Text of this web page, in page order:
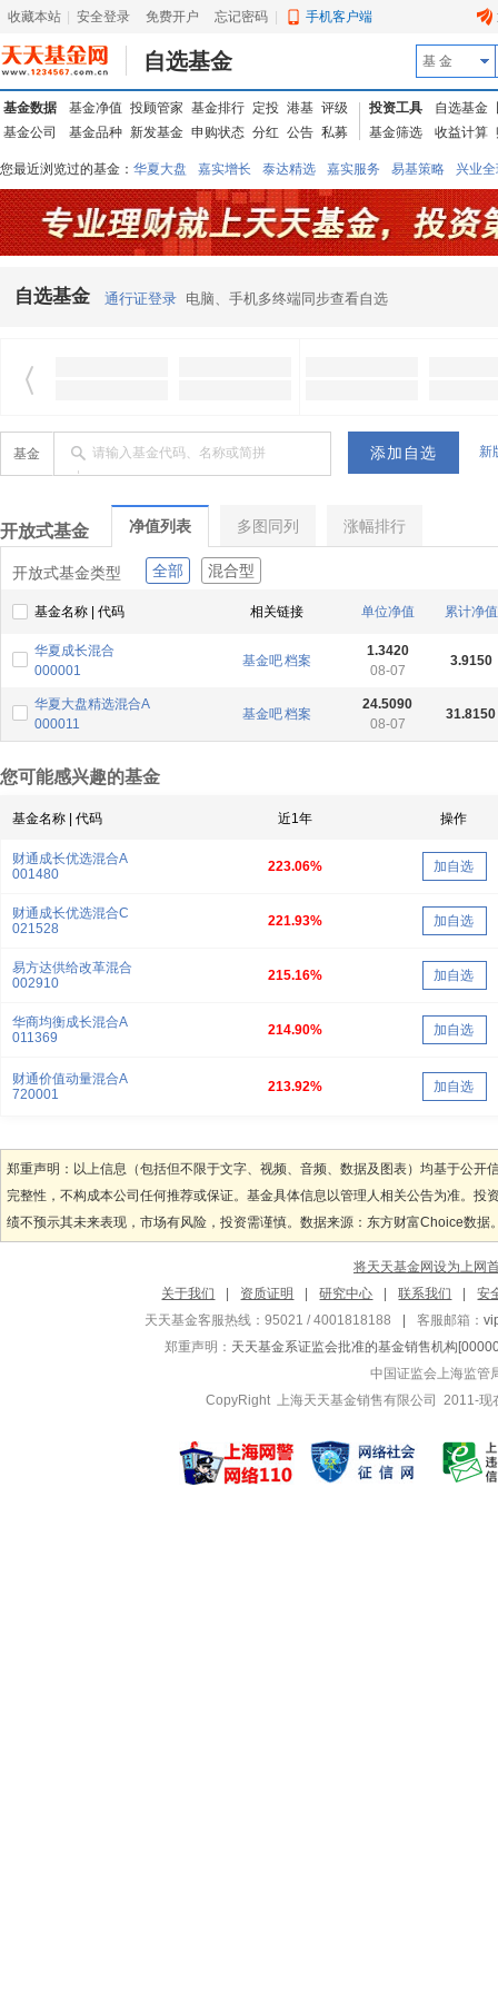
收藏本站 安全登录 免费开户 忘记密码 手机客户端
自选基金 基 金
基金数据 基金净值 投顾管家 基金排行 定投 港基 评级
基金公司
基金品种 新发基金 申购状态 分红 公告 私募
投资工具 自选基金
基金筛选
收益计算
您最近浏览过的基金： 华夏大盘 嘉实增长 泰达精选 嘉实服务 易基策略 兴业
信诚蓝筹 华夏优势 汇丰龙腾 华夏红利 易基中小盘 银华优质 中银中国 广发
东吴动力
自选基金 通行证登录 电脑、手机多终端同步查看自选
基金 请输入基金代码、名称或简拼 新
开放式基金 净值列表 多图同列 涨幅排行
开放式基金类型 全部 混合型
基金名称 | 代码 相关链接 单位净值 累计净值
华夏成长混合
000001
基金吧档案
1.3420
08-07
3.9150
华夏大盘精选混合A
000011
基金吧档案
24.5090
08-07
31.8150
您可能感兴趣的基金
基金名称 | 代码 近1年 操作
财通成长优选混合A
001480
223.06% 加自选
财通成长优选混合C
021528
221.93% 加自选
易方达供给改革混合
002910
215.16% 加自选
华商均衡成长混合A
011369
214.90% 加自选
财通价值动量混合A
720001
213.92% 加自选
郑重声明：以上信息（包括但不限于文字、视频、音频、数据及图表）均基于公
完整性，不构成本公司任何推荐或保证。基金具体信息以管理人相关公告为准。
绩不预示其未来表现，市场有风险，投资需谨慎。数据来源：东方财富Choice数据
将天天基金网设为上网
关于我们
资质证明 研究中心 联系我们
安
天天基金客服热线：95021 / 4001818188
客服邮箱：
郑重声明： 天天基金系证监会批准的基金销售机构
中国证监会上海监管
CopyRight 上海天天基金销售有限公司 2011-